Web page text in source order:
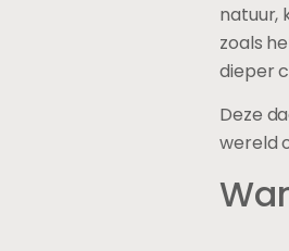
natuur,
zoals
dieper
Deze
wereld